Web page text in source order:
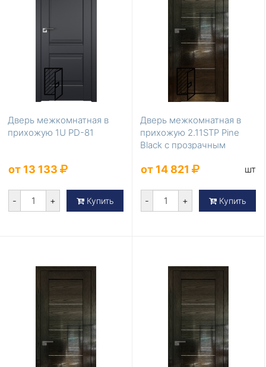
Дверь межкомнатная в
прихожую 1U PD-81
от 13 133
- + Купить
Дверь межкомнатная в
прихожую 2.11STP Pine
Black с прозрачным
от 14 821 шт
- + Купить